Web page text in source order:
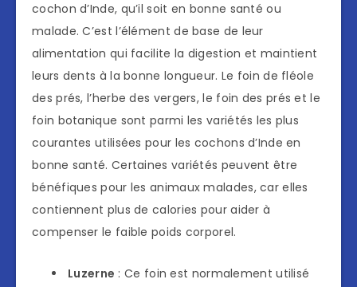
cochon d’Inde, qu’il soit en bonne santé ou
malade. C’est l’élément de base de leur
alimentation qui facilite la digestion et maintient
leurs dents à la bonne longueur. Le foin de fléole
des prés, l’herbe des vergers, le foin des prés et le
foin botanique sont parmi les variétés les plus
courantes utilisées pour les cochons d’Inde en
bonne santé. Certaines variétés peuvent être
bénéfiques pour les animaux malades, car elles
contiennent plus de calories pour aider à
compenser le faible poids corporel.
Luzerne : Ce foin est normalement utilisé